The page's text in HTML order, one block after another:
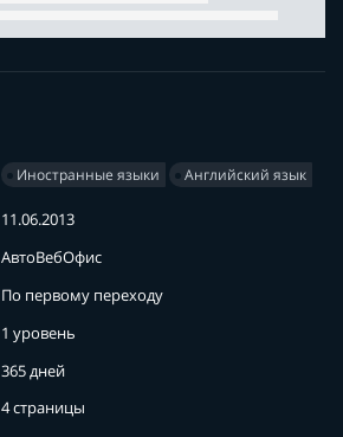
Иностранные языки Английский язык
11.06.2013
АвтоВебОфис
По первому переходу
1 уровень
365 дней
4 страницы